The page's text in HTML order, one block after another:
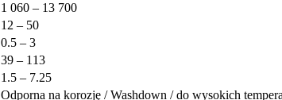
1 060 – 13 700
12 – 50
0.5 – 3
39 – 113
1.5 – 7.25
Odporna na korozję / Washdown / do wysokich